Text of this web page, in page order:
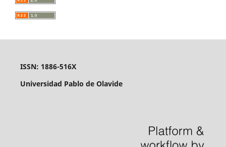
ISSN: 1886-516X
Universidad Pablo de Olavide